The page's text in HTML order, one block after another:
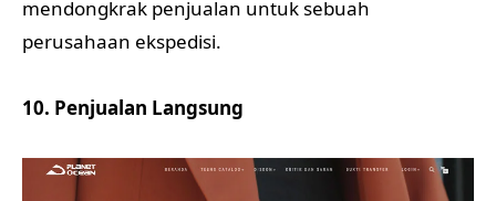
mendongkrak penjualan untuk sebuah
perusahaan ekspedisi.
10. Penjualan Langsung